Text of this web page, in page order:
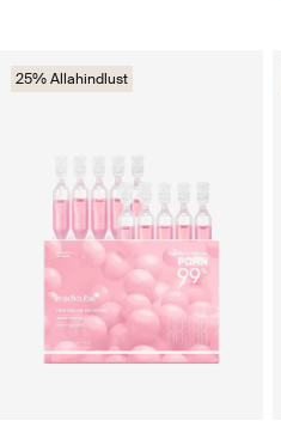
25% Allahindlust